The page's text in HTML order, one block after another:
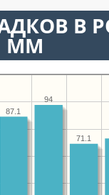
В
ММ
71.1
94
87.1